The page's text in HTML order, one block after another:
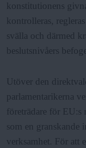
konstitutionens
kontrolleras,
svälla och därmed
beslutsnivåers
Utöver den
parlamentarikerna
företrädare för EU:s
som en granskande
verksamhet. För att